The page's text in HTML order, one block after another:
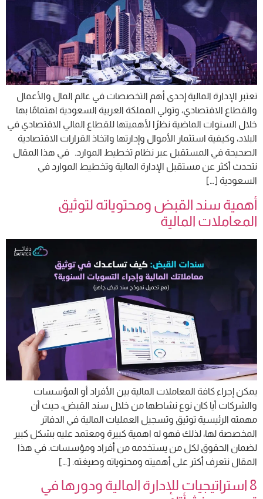
تعتبر الإدارة المالية إحدى أهم التخصصات في عالم المال والأعمال
والقطاع الاقتصادي، وتولي المملكة العربية السعودية اهتمامًا بها
خلال السنوات الماضية نظرًا لأهميتها للقطاع المالي الاقتصادي في
البلاد، وكيفية استثمار الأموال وإدارتها واتخاذ القرارات الاقتصادية
الصحيحة في المستقبل عبر نظام تخطيط الموارد. في هذا المقال
نتحدث أكثر عن مستقبل الإدارة المالية وتخطيط الموارد في
السعودية […]
أهمية سند القبض ومحتوياته لتوثيق
المعاملات المالية
يمكن إجراء كافة المعاملات المالية بين الأفراد أو المؤسسات
والشركات أيا كان نوع نشاطها من خلال سند القبض، حيث أن
مهمته الرئيسية توثيق وتسجيل العمليات المالية في الدفاتر
المخصصة لها، لذلك فهو له اهمية كبيرة ومعتمد عليه بشكل كبير
لضمان الحقوق لكل من يستخدمه من أفراد ومؤسسات. في هذا
المقال نتعرف أكثر على أهميته ومحتوياته وصيغته. […]
8 استراتيجيات للإدارة المالية ودورها في